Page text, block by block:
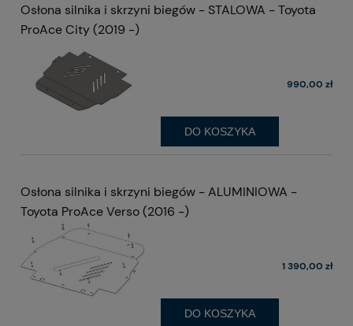
Osłona silnika i skrzyni biegów - STALOWA - Toyota
ProAce City (2019 -)
990,00 zł
DO KOSZYKA
Osłona silnika i skrzyni biegów - ALUMINIOWA -
Toyota ProAce Verso (2016 -)
1 390,00 zł
DO KOSZYKA